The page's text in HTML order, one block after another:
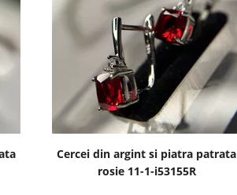
Cercei din argint si piatra patrata
rosie 11-1-i53155R